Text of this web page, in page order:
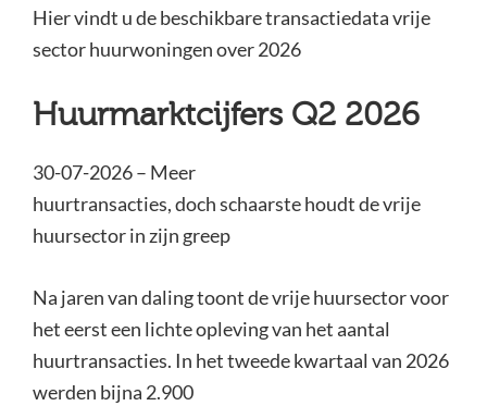
managers
Hier vindt u de beschikbare transactiedata vrije
sector huurwoningen over 2026
Huurmarktcijfers Q2 2026
30-07-2026 – Meer
huurtransacties, doch schaarste houdt de vrije
huursector in zijn greep
Na jaren van daling toont de vrije huursector voor
het eerst een lichte opleving van het aantal
huurtransacties. In het tweede kwartaal van 2026
werden bijna 2.900